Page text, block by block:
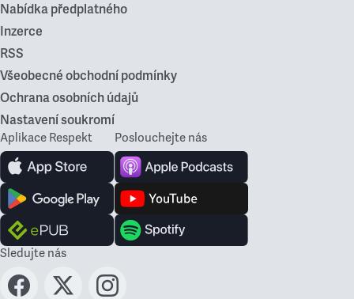
Nabídka předplatného
Inzerce
RSS
Všeobecné obchodní podmínky
Ochrana osobních údajů
Nastavení soukromí
Aplikace Respekt Poslouchejte nás
Sledujte nás